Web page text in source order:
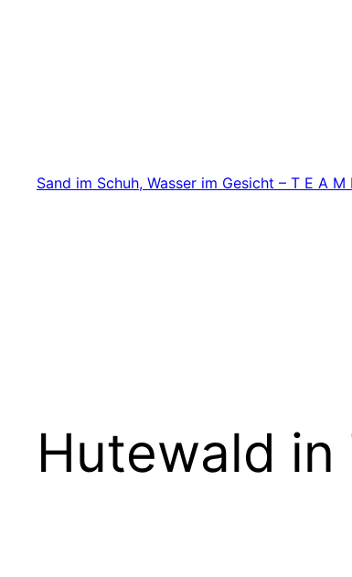
Sand im Schuh, Wasser im Gesicht – T E A
Hutewald in